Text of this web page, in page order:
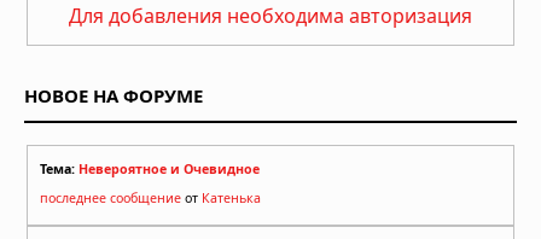
Для добавления необходима авторизация
НОВОЕ НА ФОРУМЕ
Тема: Невероятное и Очевидное
последнее сообщение от Катенька